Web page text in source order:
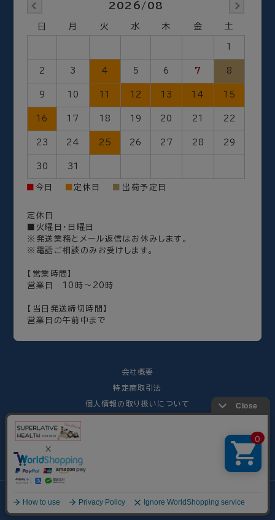
8月8日(土) PM0:00 までのご注文で
2026/08
日 月 火 水 木 金 土
2 3 4 5 6 7 8
9 10 12 13 14 15
16 17 18 19 20 21 22
23 24 25 26 27 28 29
30 31
今日 定休日 出荷予定日
定休日
■火曜日・日曜日
※発送業務とメール返信はお休みします。
※電話ご相談のみお受けします。
【営業時間】
営業日 10時～20時
【当日発送締切時間】
営業日の午前中まで
会社概要
特定商取引法
個人情報の取り扱いについて
Copyright©2003 - NinnaNanna All Rights Reserved絞り込み
検索